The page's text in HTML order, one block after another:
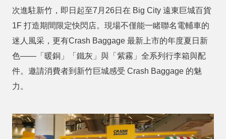
次進駐新竹，即日起至7 月 26日在 Big City 遠東巨城百貨
1F 打造期間限定快閃店。現場不僅能一睹聯名電輔車的
迷人風采，更有Crash Baggage 最新上市的年度夏日新
色—— 「暖銅」「鐵灰」與「紫霧」全系列行李箱與配
件。邀請消費者到新竹巨城感受 Crash Baggage 的魅
力。